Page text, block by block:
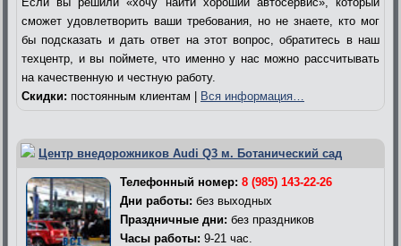
сможет удовлетворить ваши требования, но не знаете, кто мог
бы подсказать и дать ответ на этот вопрос, обратитесь в наш
техцентр, и вы поймете, что именно у нас можно рассчитывать
на качественную и честную работу.
Скидки: постоянным клиентам | Вся информация…
Центр внедорожников Audi Q3 м. Ботанический сад
Телефонный номер: 8 (985) 143-22-26
Дни работы: без выходных
Праздничные дни: без праздников
Часы работы: 9-21 час.